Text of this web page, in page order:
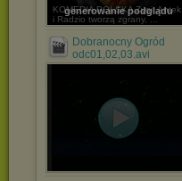
generowanie podglądu
KOMEDIA POLSKA Zygi, Antek
i Radzio tworzą zgrany, ...
Dobranocny Ogród
odc01,02,03.avi